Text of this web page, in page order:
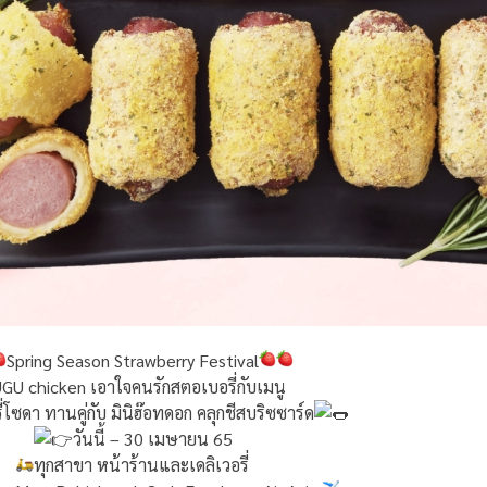
Spring Season Strawberry Festival
chicken เอาใจคนรักสตอเบอรี่กับเมนู
ซดา ทานคู่กับ มินิฮ๊อทดอก คลุกชีสบริซซาร์ด
วันนี้ – 30 เมษายน 65
ทุกสาขา หน้าร้านและเดลิเวอรี่